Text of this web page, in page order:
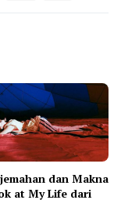
dan Makna
at My Life dari